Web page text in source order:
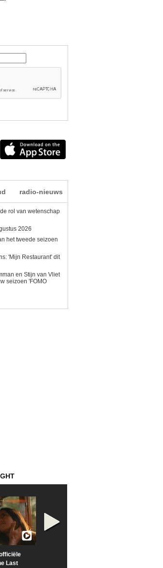
radio-nieuws
rol van wetenschap
2026
het tweede seizoen
'Mijn Restaurant' dit
en Stijn van Vliet
seizoen 'FOMO
Last